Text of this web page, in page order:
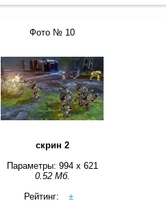
Фото № 10
скрин 2
Параметры: 994 x 621
0.52 Мб.
Рейтинг:
±